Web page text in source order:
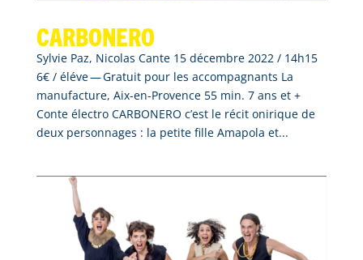
Carbonero
Sylvie Paz, Nicolas Cante 15 décembre 2022 / 14h15
6€ / éléve — Gratuit pour les accompagnants La
manufacture, Aix-en-Provence 55 min. 7 ans et +
Conte électro CARBONERO c’est le récit onirique de
deux personnages : la petite fille Amapola et...